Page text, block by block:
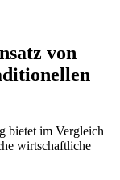
von
bietet im Vergleich
wirtschaftliche